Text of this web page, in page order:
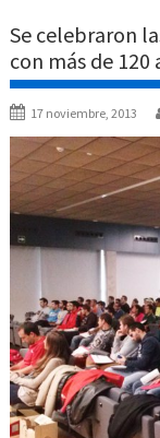
Se celebraron
con más de 120
17 noviembre, 2013